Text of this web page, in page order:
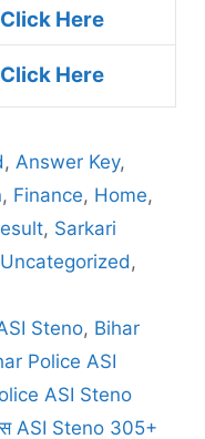
Click Here
Click Here
,Answer Key,
, Finance, Home,
, Sarkari
Uncategorized,
Steno, Bihar
Police ASI
ASI Steno
ASI Steno 305+